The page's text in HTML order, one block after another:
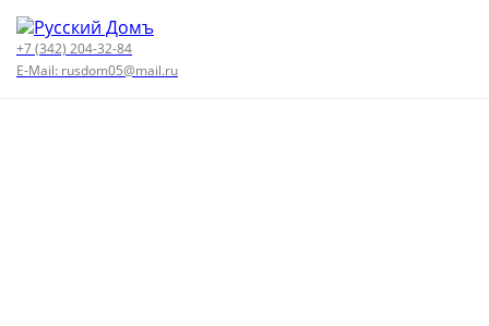
+7 (342) 204-32-84
E-Mail: rusdom05@mail.ru